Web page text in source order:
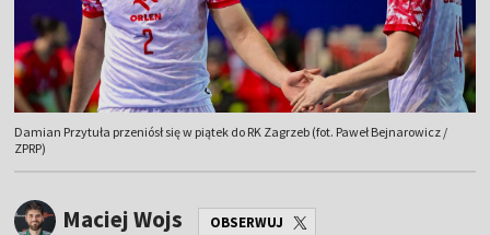
Damian Przytuła przeniósł się w piątek do RK Zagrzeb (fot. Paweł Bejnarowicz /
ZPRP)
Maciej Wojs OBSERWUJ